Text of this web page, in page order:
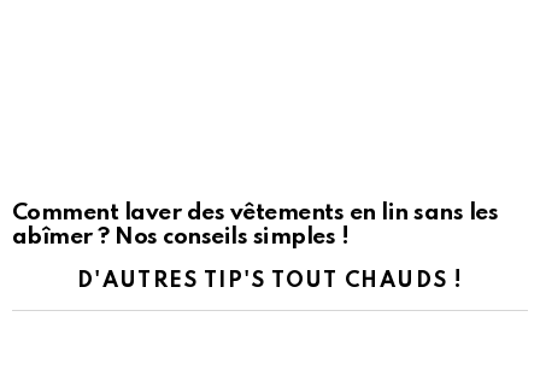
Comment laver des vêtements en lin sans les
abîmer ? Nos conseils simples !
D'AUTRES TIP'S TOUT CHAUDS !